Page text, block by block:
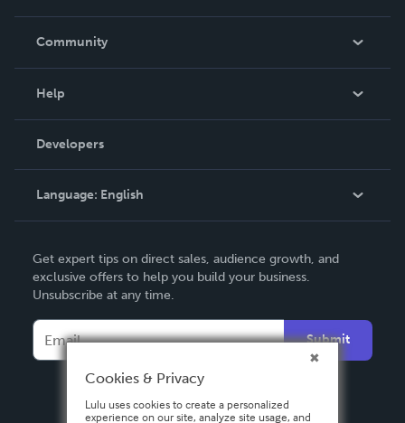
In The News
Community
Podcast
Help
Order Lookup
Knowledge Base
Contact Support
Developers
Language: English
Deutsch
Français
Español
Get expert tips on direct sales, audience growth, and
exclusive offers to help you build your business.
Unsubscribe at any time.
Submit
Cookies & Privacy
Lulu uses cookies to create a personalized
experience on our site, analyze site usage, and